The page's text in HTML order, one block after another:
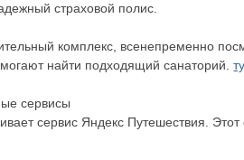
страховой полис.
комплекс, всенепременно
найти подходящий санаторий.
сервисы
сервис Яндекс Путешествия.